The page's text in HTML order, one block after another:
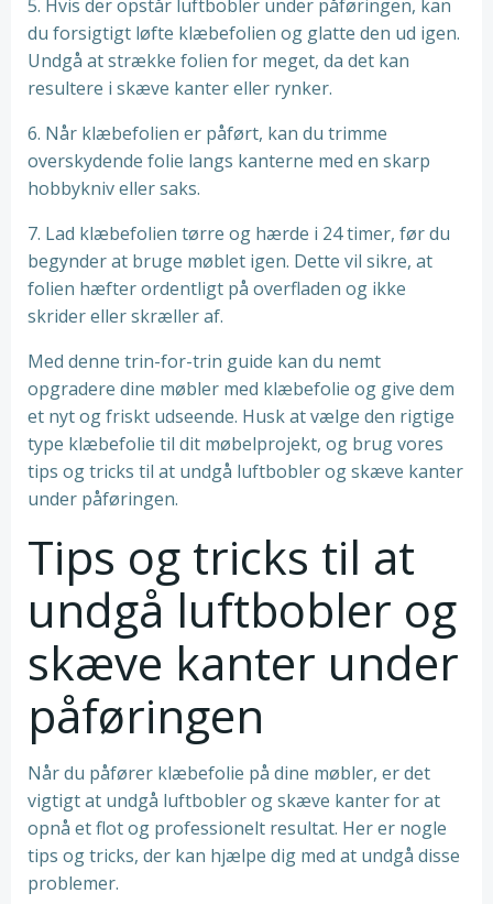
5. Hvis der opstår luftbobler under påføringen, kan
du forsigtigt løfte klæbefolien og glatte den ud igen.
Undgå at strække folien for meget, da det kan
resultere i skæve kanter eller rynker.
6. Når klæbefolien er påført, kan du trimme
overskydende folie langs kanterne med en skarp
hobbykniv eller saks.
7. Lad klæbefolien tørre og hærde i 24 timer, før du
begynder at bruge møblet igen. Dette vil sikre, at
folien hæfter ordentligt på overfladen og ikke
skrider eller skræller af.
Med denne trin-for-trin guide kan du nemt
opgradere dine møbler med klæbefolie og give dem
et nyt og friskt udseende. Husk at vælge den rigtige
type klæbefolie til dit møbelprojekt, og brug vores
tips og tricks til at undgå luftbobler og skæve kanter
under påføringen.
Tips og tricks til at
undgå luftbobler og
skæve kanter under
påføringen
Når du påfører klæbefolie på dine møbler, er det
vigtigt at undgå luftbobler og skæve kanter for at
opnå et flot og professionelt resultat. Her er nogle
tips og tricks, der kan hjælpe dig med at undgå disse
problemer.